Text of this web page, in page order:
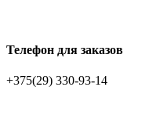
Телефон для заказов
+375(29) 330-93-14